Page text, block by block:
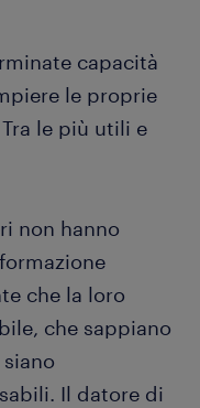
capacità
le proprie
le più utili e
non hanno
che la loro
che sappiano
Il datore di